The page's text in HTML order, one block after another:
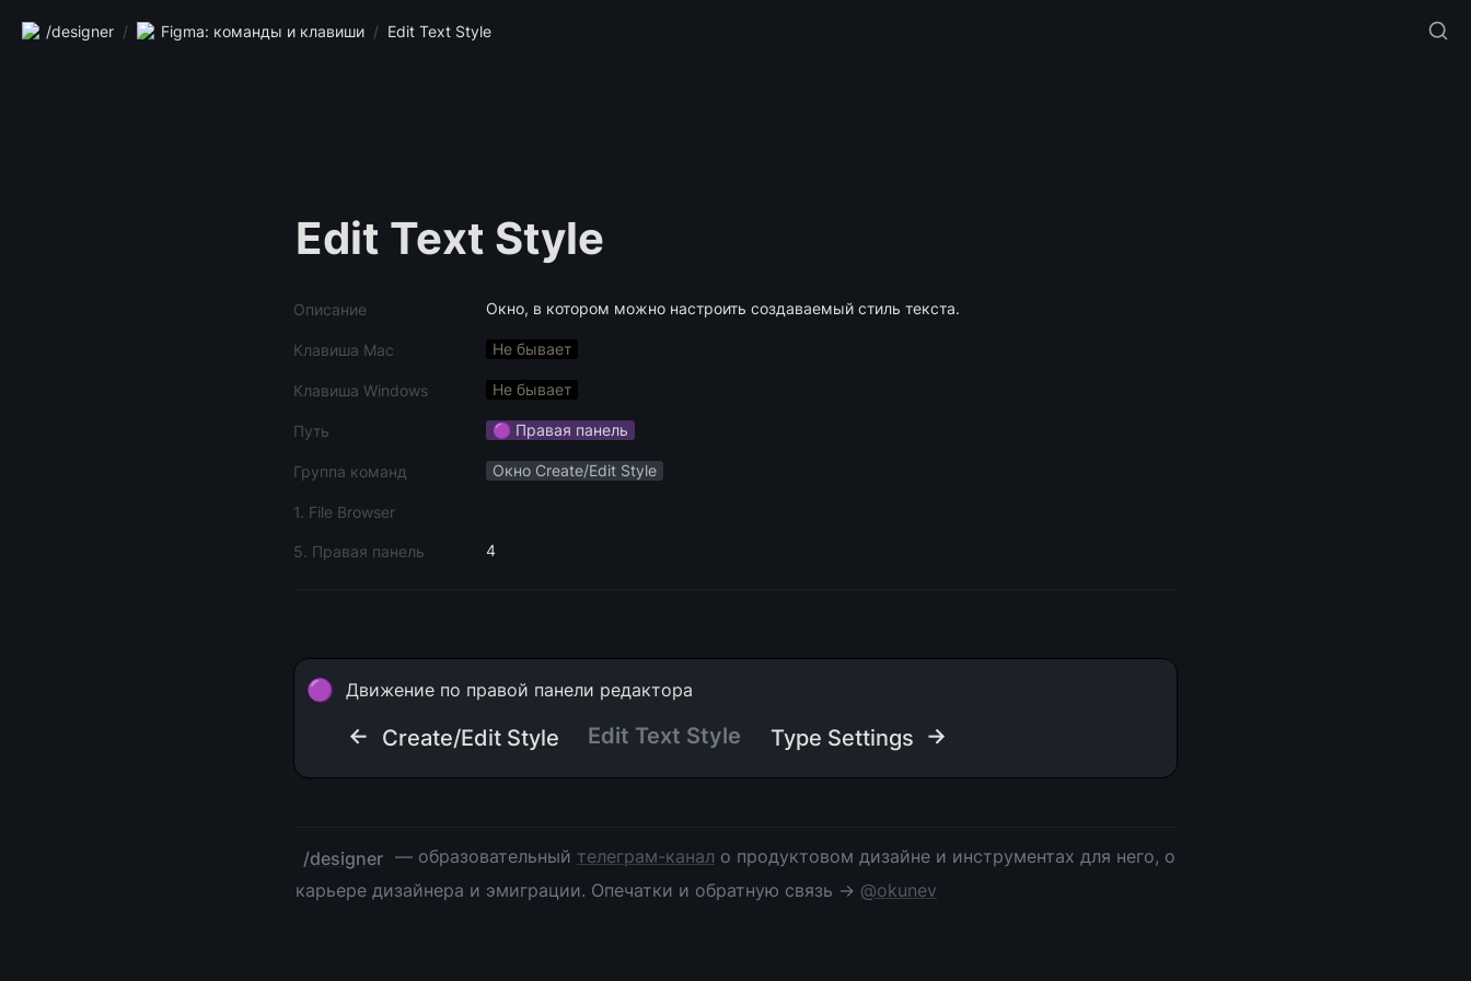
/designer / Figma: команды и клавиши / Edit Text Style
Edit Text Style
Описание Окно, в котором можно настроить создаваемый стиль текста.
Клавиша Mac Не бывает
Клавиша Windows Не бывает
Путь 🟣 Правая панель
Группа команд Окно Create/Edit Style
1. File Browser
5. Правая панель 4
🟣 Движение по правой панели редактора
← Create/Edit Style Edit Text Style Type Settings →
/designer — образовательный телеграм-канал о продуктовом дизайне и инструментах для него, о
карьере дизайнера и эмиграции. Опечатки и обратную связь → @okunev